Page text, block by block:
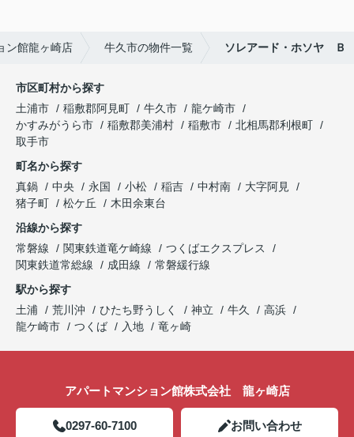
ン館龍ヶ崎店 牛久市の物件一覧 ソレアード・ホソヤ Ｂ
市区町村から探す
土浦市
稲敷郡阿見町 牛久市
龍ケ崎市
かすみがうら市
稲敷郡美浦村 稲敷市
北相馬郡利根町
取手市
町名から探す
真鍋
中央 永国 小松 稲吉 中村南
大字阿見
猪子町
松ケ丘
木田余東台
沿線から探す
常磐線
関東鉄道竜ケ崎線
つくばエクスプレス
関東鉄道常総線
成田線
常磐緩行線
駅から探す
土浦
荒川沖 ひたち野うしく 神立 牛久
高浜
龍ケ崎市
つくば 入地 竜ヶ崎
アパートマンション館株式会社 龍ヶ崎店
0297-60-7100 お問い合わせ